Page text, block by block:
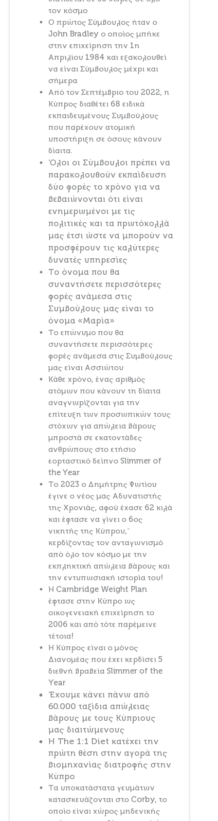
τον κόσμο
Ο πρώτος Σύμβουλος ήταν ο
John Bradley ο οποίος μπήκε
στην επιχείρηση την 1η
Απριλίου 1984 και εξακολουθεί
να είναι Σύμβουλος μέχρι και
σήμερα
Από τον Σεπτέμβριο του 2022, η
Κύπρος διαθέτει 68 ειδικά
εκπαιδευμένους Συμβούλους
που παρέχουν ατομική
υποστήριξη σε όσους κάνουν
δίαιτα.
Όλοι οι Σύμβουλοι πρέπει να
παρακολουθούν εκπαίδευση
δύο φορές το χρόνο για να
βεβαιώνονται ότι είναι
ενημερωμένοι με τις
πολιτικές και τα πρωτόκολλά
μας έτσι ώστε να μπορούν να
προσφέρουν τις καλύτερες
δυνατές υπηρεσίες
Το όνομα που θα
συναντήσετε περισσότερες
φορές ανάμεσα στις
Συμβούλους μας είναι το
όνομα «Μαρία»
Το επώνυμο που θα
συναντήσετε περισσότερες
φορές ανάμεσα στις Συμβούλους
μας είναι Ασσιώτου
Κάθε χρόνο, ένας αριθμός
ατόμων που κάνουν τη δίαιτα
αναγνωρίζονται για την
επίτευξη των προσωπικών τους
στόχων για απώλεια βάρους
μπροστά σε εκατοντάδες
ανθρώπους στο ετήσιο
εορταστικό δείπνο Slimmer of
the Year
Το 2023 ο Δημήτρης Φωτίου
έγινε ο νέος μας Αδυνατιστής
της Χρονιάς, αφού έχασε 62 κιλά
και έφτασε να γίνει ο 6ος
νικητής της Κύπρου,-
κερδίζοντας τον ανταγωνισμό
από όλο τον κόσμο με την
εκπληκτική απώλεια βάρους και
την εντυπωσιακή ιστορία του!
Η Cambridge Weight Plan
έφτασε στην Κύπρο ως
οικογενειακή επιχείρηση το
2006 και από τότε παρέμεινε
τέτοια!
Η Κύπρος είναι ο μόνος
Διανομέας που έχει κερδίσει 5
διεθνή βραβεία Slimmer of the
Year
Έχουμε κάνει πάνω από
60.000 ταξίδια απώλειας
βάρους με τους Κύπριους
μας διαιτώμενους
Η The 1:1 Diet κατέχει την
πρώτη θέση στην αγορά της
βιομηχανίας διατροφής στην
Κύπρο
Τα υποκατάστατα γευμάτων
κατασκευάζονται στο Corby, το
οποίο είναι χώρος μηδενικής